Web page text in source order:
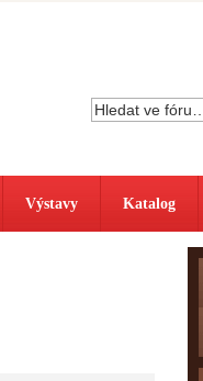
Výstavy Katalog